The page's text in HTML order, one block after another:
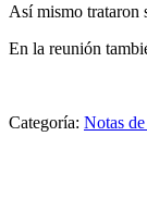
Así mismo trataron
En la reunión
Categoría: Notas